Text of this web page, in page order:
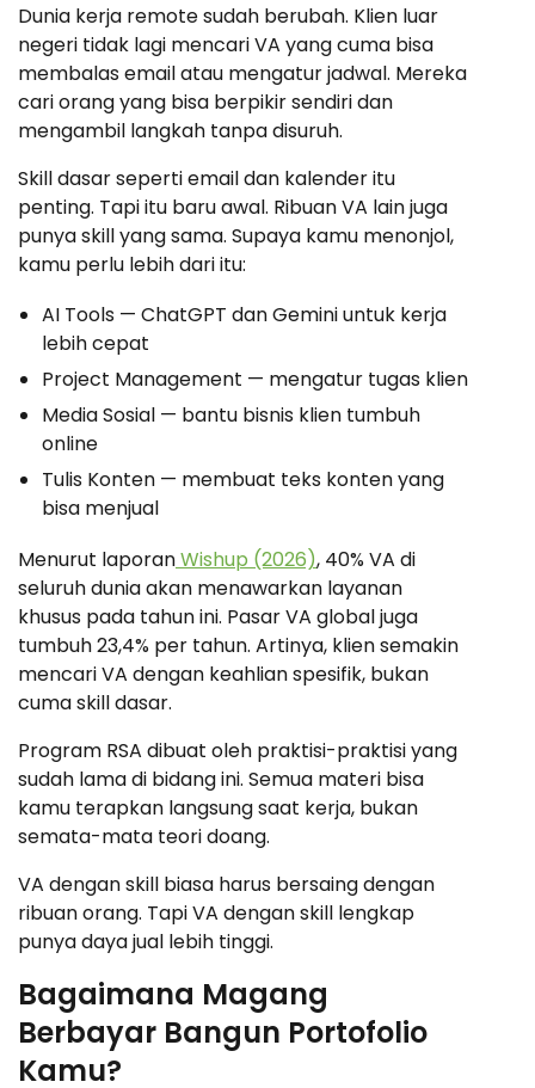
Dunia kerja remote sudah berubah. Klien luar
negeri tidak lagi mencari VA yang cuma bisa
membalas email atau mengatur jadwal. Mereka
cari orang yang bisa berpikir sendiri dan
mengambil langkah tanpa disuruh.
Skill dasar seperti email dan kalender itu
penting. Tapi itu baru awal. Ribuan VA lain juga
punya skill yang sama. Supaya kamu menonjol,
kamu perlu lebih dari itu:
AI Tools — ChatGPT dan Gemini untuk kerja
lebih cepat
Project Management — mengatur tugas klien
Media Sosial — bantu bisnis klien tumbuh
online
Tulis Konten — membuat teks konten yang
bisa menjual
Menurut laporanWishup (2026), 40% VA di
seluruh dunia akan menawarkan layanan
khusus pada tahun ini. Pasar VA global juga
tumbuh 23,4% per tahun. Artinya, klien semakin
mencari VA dengan keahlian spesifik, bukan
cuma skill dasar.
Program RSA dibuat oleh praktisi-praktisi yang
sudah lama di bidang ini. Semua materi bisa
kamu terapkan langsung saat kerja, bukan
semata-mata teori doang.
VA dengan skill biasa harus bersaing dengan
ribuan orang. Tapi VA dengan skill lengkap
punya daya jual lebih tinggi.
Bagaimana Magang
Berbayar Bangun Portofolio
Kamu?